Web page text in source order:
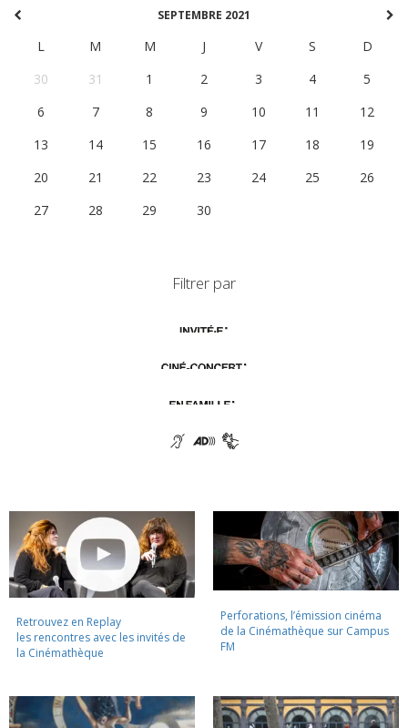
SEPTEMBRE 2021
L M M J V S
D
30
31 1 2 3 4
5
6
7 8 9 10 11
12
13
14 15 16 17 18
19
20
21 22 23 24 25
26
27
28 29 30
Filtrer par
Retrouvez en Replay
les rencontres avec les invités de
la Cinémathèque
Perforations, l’émission cinéma
de la Cinémathèque sur Campus
FM